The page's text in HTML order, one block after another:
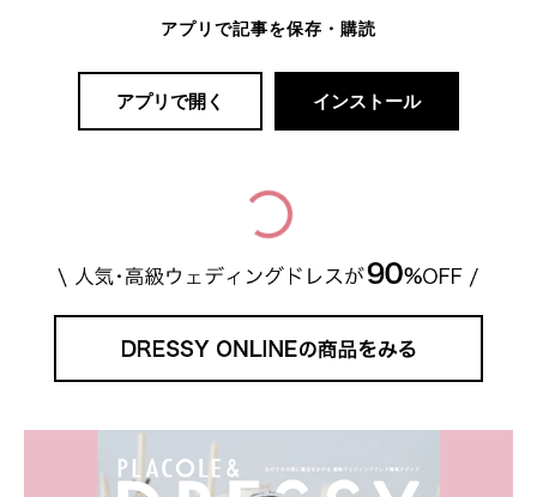
アプリで記事を保存・購読
アプリで開く インストール